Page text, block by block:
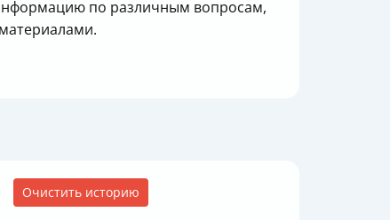
по различным вопросам,
Очистить историю